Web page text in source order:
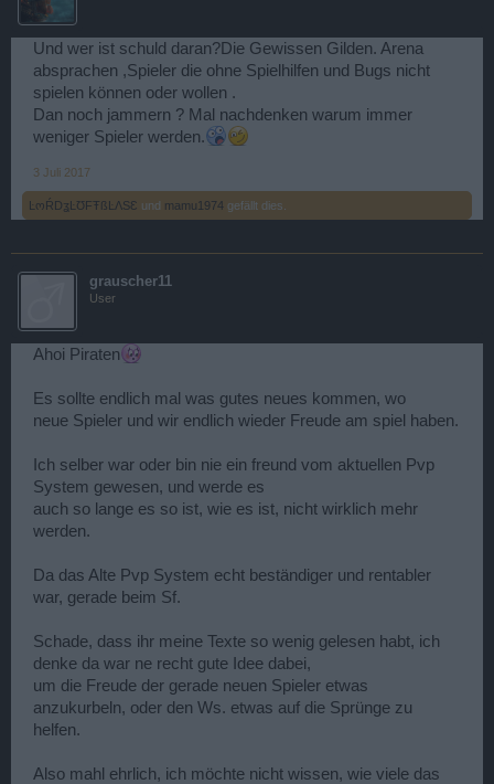
Und wer ist schuld daran?Die Gewissen Gilden. Arena
absprachen ,Spieler die ohne Spielhilfen und Bugs nicht
spielen können oder wollen .
Dan noch jammern ? Mal nachdenken warum immer
weniger Spieler werden.
3 Juli 2017
ĿოŔDʓĿƱFŦßĿΛSƐ und mamu1974 gefällt dies.
grauscher11
User
Ahoi Piraten
Es sollte endlich mal was gutes neues kommen, wo
neue Spieler und wir endlich wieder Freude am spiel haben.
Ich selber war oder bin nie ein freund vom aktuellen Pvp
System gewesen, und werde es
auch so lange es so ist, wie es ist, nicht wirklich mehr
werden.
Da das Alte Pvp System echt beständiger und rentabler
war, gerade beim Sf.
Schade, dass ihr meine Texte so wenig gelesen habt, ich
denke da war ne recht gute Idee dabei,
um die Freude der gerade neuen Spieler etwas
anzukurbeln, oder den Ws. etwas auf die Sprünge zu
helfen.
Also mahl ehrlich, ich möchte nicht wissen, wie viele das